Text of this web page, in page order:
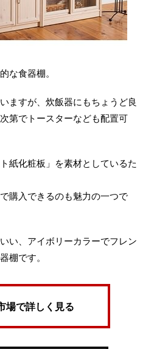
な食器棚。
ますが、炊飯器にもちょうど良
第でトースターなども配置可
紙化粧板」を素材としているた
購入できるのも魅力の一つで
い、アイボリーカラーでフレン
棚です。
場で詳しく見る